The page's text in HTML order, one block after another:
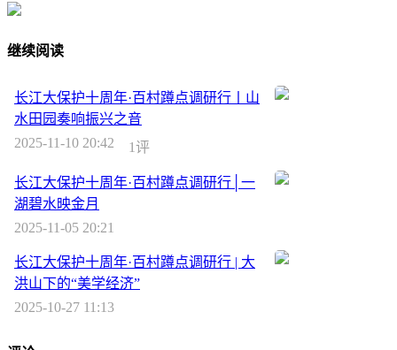
继续阅读
长江大保护十周年·百村蹲点调研行丨山
水田园奏响振兴之音
2025-11-10 20:42
1评
长江大保护十周年·百村蹲点调研行│一
湖碧水映金月
2025-11-05 20:21
长江大保护十周年·百村蹲点调研行 | 大
洪山下的“美学经济”
2025-10-27 11:13